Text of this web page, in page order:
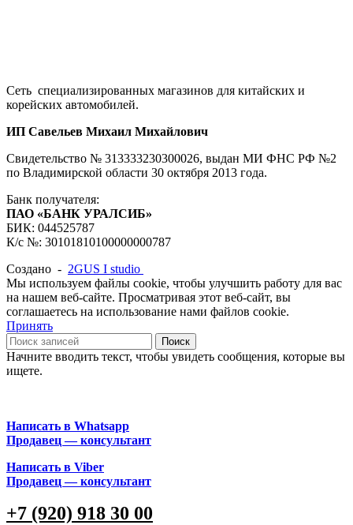
Сеть специализированных магазинов для китайских и
корейских автомобилей.
ИП Савельев Михаил Михайлович
Свидетельство № 313333230300026, выдан МИ ФНС РФ №2
по Владимирской области 30 октября 2013 года.
Банк получателя:
ПАО «БАНК УРАЛСИБ»
БИК: 044525787
К/с №: 30101810100000000787
Создано - 2GUS I studio
Мы используем файлы cookie, чтобы улучшить работу для вас
на нашем веб-сайте. Просматривая этот веб-сайт, вы
соглашаетесь на использование нами файлов cookie.
Принять
Поиск
Начните вводить текст, чтобы увидеть сообщения, которые вы
ищете.
Написать в Whatsapp
Продавец — консультант
Написать в Viber
Продавец — консультант
+7 (920) 918 30 00